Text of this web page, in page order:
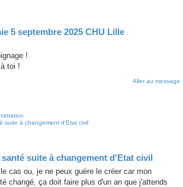
5 septembre 2025 CHU Lille
!
toi !
Aller au message
suite à changement d'Etat civil
suite à changement d'Etat civil
cas ou, je ne peux guère le créer car mon
changé, ça doit faire plus d'un an que j'attends